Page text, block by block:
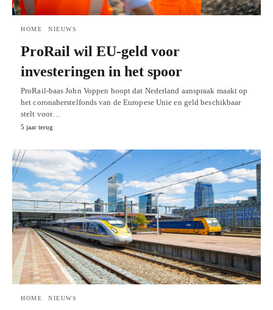
HOME NIEUWS
ProRail wil EU-geld voor
investeringen in het spoor
ProRail-baas John Voppen hoopt dat Nederland aanspraak maakt op
het coronaherstelfonds van de Europese Unie en geld beschikbaar
stelt voor…
5 jaar terug
HOME NIEUWS